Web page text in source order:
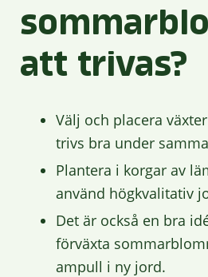
att trivas?
Välj och placera
trivs bra under
Plantera i korgar av
använd högkvalitativ j
Det är också en bra
förväxta
ampull i ny jord.